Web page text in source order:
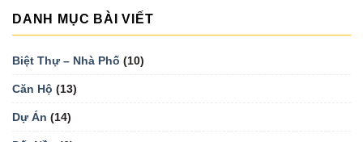
DANH MỤC BÀI VIẾT
Biệt Thự – Nhà Phố (10)
Căn Hộ (13)
Dự Án (14)